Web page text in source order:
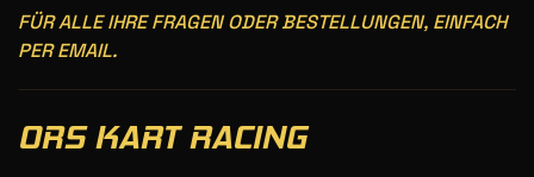
FÜR ALLE IHRE FRAGEN ODER BESTELLUNGEN, EINFACH
PER EMAIL.
ORS KART RACING